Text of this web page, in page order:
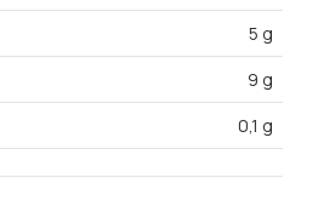
5 g
9 g
0,1 g